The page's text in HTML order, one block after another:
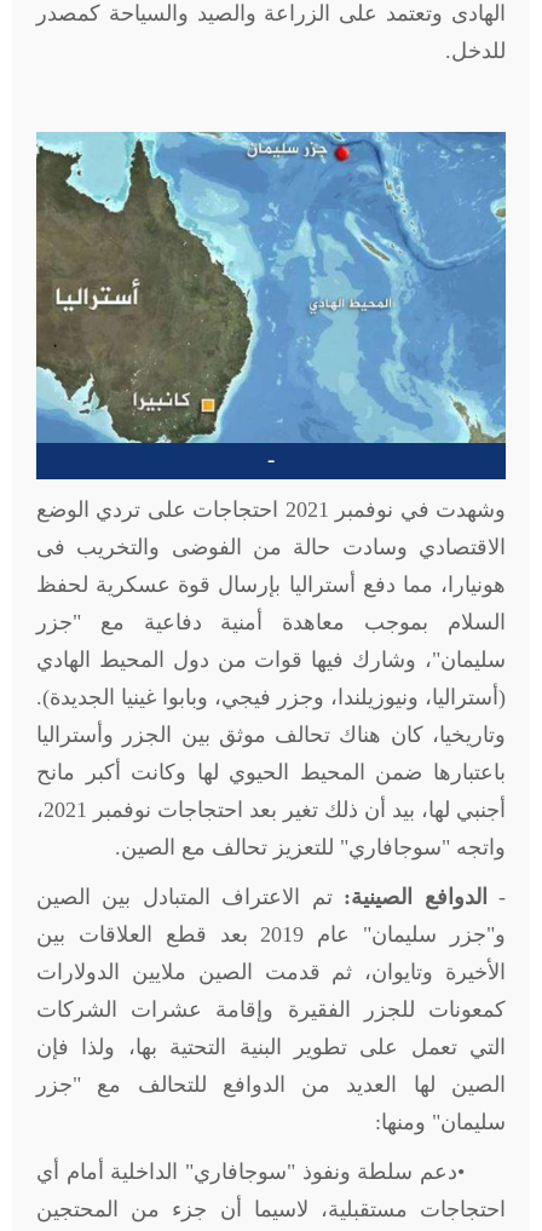
الهادى وتعتمد على الزراعة والصيد والسياحة كمصدر
للدخل.
-
وشهدت في نوفمبر 2021 احتجاجات على تردي الوضع
الاقتصادي وسادت حالة من الفوضى والتخريب فى
هونيارا، مما دفع أستراليا بإرسال قوة عسكرية لحفظ
السلام بموجب معاهدة أمنية دفاعية مع "جزر
سليمان"، وشارك فيها قوات من دول المحيط الهادي
(أستراليا، ونيوزيلندا، وجزر فيجي، وبابوا غينيا الجديدة).
وتاريخيا، كان هناك تحالف موثق بين الجزر وأستراليا
باعتبارها ضمن المحيط الحيوي لها وكانت أكبر مانح
أجنبي لها، بيد أن ذلك تغير بعد احتجاجات نوفمبر 2021،
واتجه "سوجافاري" للتعزيز تحالف مع الصين.
- الدوافع الصينية:تم الاعتراف المتبادل بين الصين
و"جزر سليمان" عام 2019 بعد قطع العلاقات بين
الأخيرة وتايوان، ثم قدمت الصين ملايين الدولارات
كمعونات للجزر الفقيرة وإقامة عشرات الشركات
التي تعمل على تطوير البنية التحتية بها، ولذا فإن
الصين لها العديد من الدوافع للتحالف مع "جزر
سليمان" ومنها:
•دعم سلطة ونفوذ "سوجافاري" الداخلية أمام أي
احتجاجات مستقبلية، لاسيما أن جزء من المحتجين